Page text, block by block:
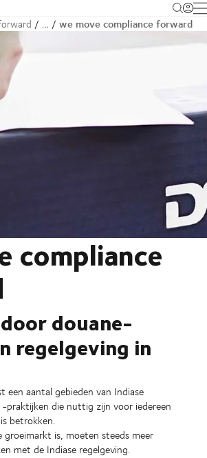
… we move compliance forward
compliance
douane-
regelgeving in
een aantal gebieden van Indiase
praktijken die nuttig zijn voor iedereen
betrokken.
groeimarkt is, moeten steeds meer
met de Indiase regelgeving.